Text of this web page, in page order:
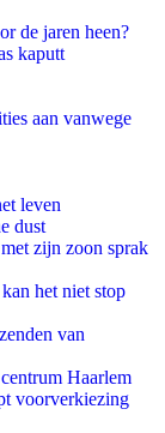
de jaren heen?
kaputt
aan vanwege
leven
dust
zijn zoon sprak
het niet stop
van
Haarlem
voorverkiezing